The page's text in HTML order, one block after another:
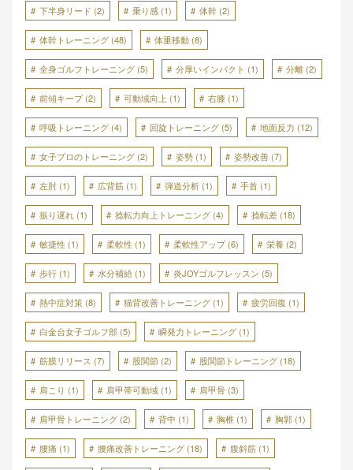
下半身リード (2) 乗り感 (1) 体幹 (2)
体幹トレーニング (48) 体重移動 (8)
全身ゴルフトレーニング (5) 分厚いインパクト (1) 分離 (2)
前傾キープ(2) 可動域向上 (1) 右膝 (1)
呼吸トレーニング (4) 回旋トレーニング (5) 地面反力 (12)
女子プロのトレーニング (2) 姿勢 (1) 姿勢改善 (7)
左肘 (1) 広背筋 (1) 弾道分析 (1) 手首 (1)
振り遅れ (1) 捻転力向上トレーニング (4) 捻転差 (18)
敏捷性 (1) 柔軟性 (1) 柔軟性アップ(6) 栄養 (2)
歩行 (1) 水分補給 (1) 炎JOYゴルフレッスン (5)
熱中症対策 (8) 猫背改善トレーニング (1) 疲労回復 (1)
白金台女子ゴルフ部 (5) 瞬発力トレーニング (1)
筋膜リリース (7) 股関節 (2) 股関節トレーニング (18)
肩こり (1) 肩甲帯可動域 (1) 肩甲骨 (3)
肩甲骨トレーニング (2) 背中 (1) 胸椎 (1) 胸郭 (1)
腰痛 (1) 腰痛改善トレーニング (18) 腹斜筋 (1)